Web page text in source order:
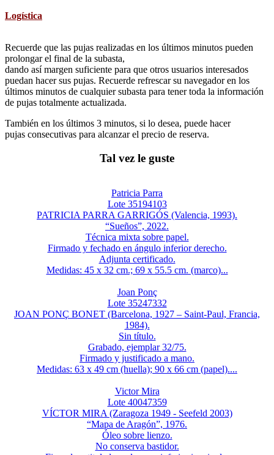
Logística
Recuerde que las pujas realizadas en los últimos minutos pueden
prolongar el final de la subasta,
dando así margen suficiente para que otros usuarios interesados
puedan hacer sus pujas. Recuerde refrescar su navegador en los
últimos minutos de cualquier subasta para tener toda la información
de pujas totalmente actualizada.
También en los últimos 3 minutos, si lo desea, puede hacer
pujas consecutivas para alcanzar el precio de reserva.
Tal vez le guste
Patricia Parra
Lote 35194103
PATRICIA PARRA GARRIGÓS (Valencia, 1993).
“Sueños”, 2022.
Técnica mixta sobre papel.
Firmado y fechado en ángulo inferior derecho.
Adjunta certificado.
Medidas: 45 x 32 cm.; 69 x 55.5 cm. (marco)...
Joan Ponç
Lote 35247332
JOAN PONÇ BONET (Barcelona, 1927 – Saint-Paul, Francia,
1984).
Sin título.
Grabado, ejemplar 32/75.
Firmado y justificado a mano.
Medidas: 63 x 49 cm (huella); 90 x 66 cm (papel)....
Victor Mira
Lote 40047359
VÍCTOR MIRA (Zaragoza 1949 - Seefeld 2003)
“Mapa de Aragón”, 1976.
Óleo sobre lienzo.
No conserva bastidor.